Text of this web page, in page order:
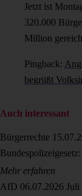
Jetzt ist
320.000
Million
Pingback:
begrüßt
Auch interessant
Bürgerrechte
Mehr erfahren
AfD 06.07.2026 Juli